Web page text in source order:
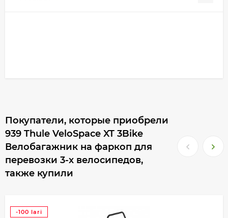
Покупатели, которые приобрели
939 Thule VeloSpace XT 3Bike
Велобагажник на фаркоп для
перевозки 3-х велосипедов,
также купили
-100 lari